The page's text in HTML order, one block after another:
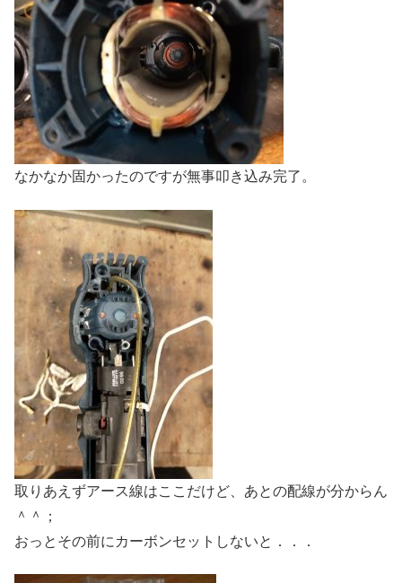
なかなか固かったのですが無事叩き込み完了。
取りあえずアース線はここだけど、あとの配線が分からん
＾＾；
おっとその前にカーボンセットしないと．．．